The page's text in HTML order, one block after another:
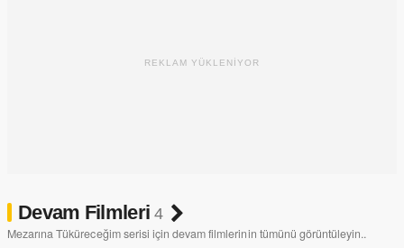
REKLAM YÜKLENİYOR
Devam Filmleri4
Mezarına Tüküreceğim serisi için devam filmlerinin tümünü görüntüleyin..